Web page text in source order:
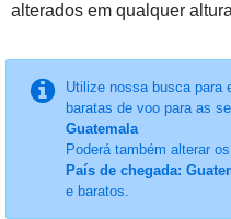
alterados em qualquer
Utilize nossa busca para
baratas de voo para as
Guatemala
Poderá também alterar
País de chegada:
e baratos.